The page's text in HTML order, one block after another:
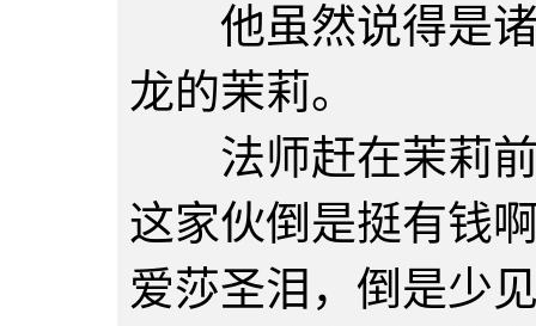
他虽然说得是诸
龙的茉莉。
法师赶在茉莉前
这家伙倒是挺有钱
爱莎圣泪，倒是少